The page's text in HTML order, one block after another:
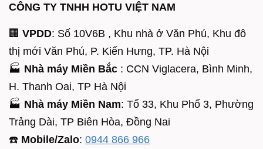
CÔNG TY TNHH HOTU VIỆT NAM
🏢 VPDD: Số 10V6B , Khu nhà ở Văn Phú, Khu đô
thị mới Văn Phú, P. Kiến Hưng, TP. Hà Nội
🏭 Nhà máy Miền Bắc : CCN Viglacera, Bình Minh,
H. Thanh Oai, TP Hà Nội
🏭 Nhà máy Miền Nam: Tổ 33, Khu Phố 3, Phường
Trảng Dài, TP Biên Hòa, Đồng Nai
☎️ Mobile/Zalo: 0944 866 966